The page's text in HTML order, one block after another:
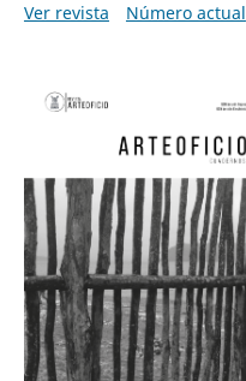
Ver revista
Número actual